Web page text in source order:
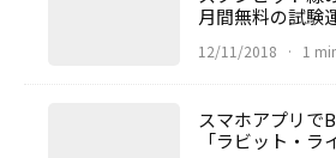
月間無料の試験
12/11/2018 · 1
スマホアプリで
「ラビット・ラ